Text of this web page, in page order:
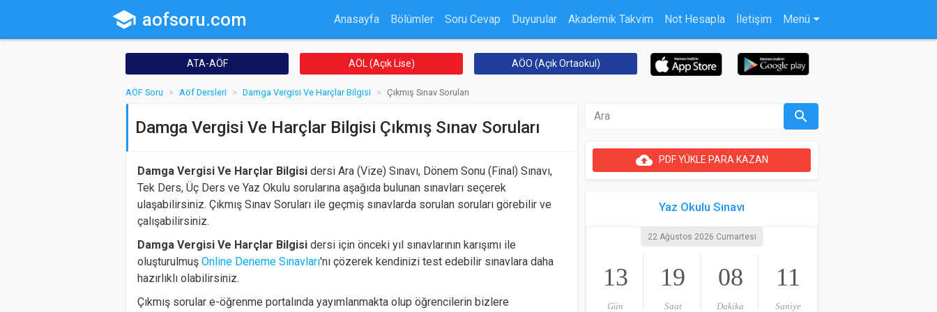
school aofsoru.com Anasayfa Bölümler Soru Cevap Duyurular Akademik Takvim Not Hesapla İletişim Menü
ATA-AÖF AÖL (Açık Lise) AÖO (Açık Ortaokul)
AÖF Soru Aöf Dersleri Damga Vergisi Ve Harçlar Bilgisi Çıkmış Sınav Soruları
Damga Vergisi Ve Harçlar Bilgisi Çıkmış Sınav Soruları
Damga Vergisi Ve Harçlar Bilgisi dersi Ara (Vize) Sınavı, Dönem Sonu (Final) Sınavı,
Tek Ders, Üç Ders ve Yaz Okulu sorularına aşağıda bulunan sınavları seçerek
ulaşabilirsiniz. Çıkmış Sınav Soruları ile geçmiş sınavlarda sorulan soruları görebilir ve
çalışabilirsiniz.
Damga Vergisi Ve Harçlar Bilgisi dersi için önceki yıl sınavlarının karışımı ile
oluşturulmuş Online Deneme Sınavları'nı çözerek kendinizi test edebilir sınavlara daha
hazırlıklı olabilirsiniz.
Çıkmış sorular e-öğrenme portalında yayımlanmakta olup öğrencilerin bizlere
search
cloud_uploadPDF YÜKLE PARA KAZAN
Yaz Okulu Sınavı
22 Ağustos 2026 Cumartesi
13
Gün
19
Saat
08
Dakika
11
Saniye